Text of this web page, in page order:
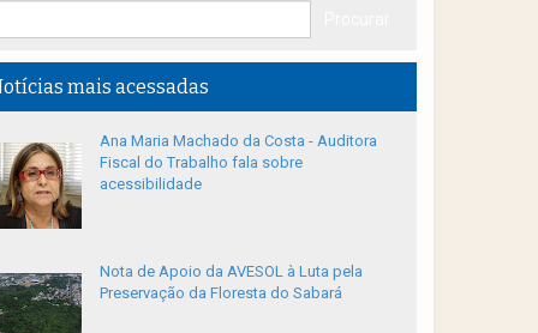
mais acessadas
Ana Maria Machado da Costa - Auditora
Fiscal do Trabalho fala sobre
acessibilidade
Nota de Apoio da AVESOL à Luta pela
Preservação da Floresta do Sabará